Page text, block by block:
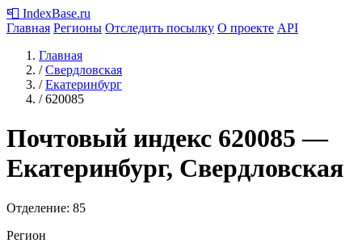
📮 IndexBase.ru
Главная Регионы Отследить посылку О проекте API
Главная
/ Свердловская
/ Екатеринбург
/ 620085
Почтовый индекс 620085 —
Екатеринбург, Свердловская
Отделение: 85
Регион